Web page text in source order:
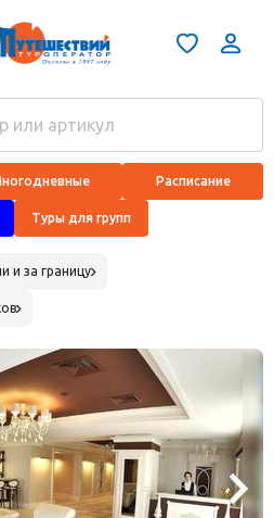
Расписание
Туры для групп
и за границу